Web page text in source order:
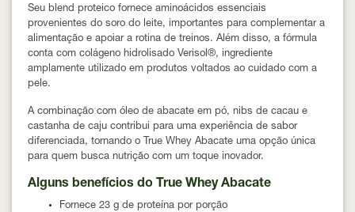
Seu blend proteico fornece aminoácidos essenciais
provenientes do soro do leite, importantes para complementar a
alimentação e apoiar a rotina de treinos. Além disso, a fórmula
conta com colágeno hidrolisado Verisol®, ingrediente
amplamente utilizado em produtos voltados ao cuidado com a
pele.
A combinação com óleo de abacate em pó, nibs de cacau e
castanha de caju contribui para uma experiência de sabor
diferenciada, tornando o True Whey Abacate uma opção única
para quem busca nutrição com um toque inovador.
Alguns benefícios do True Whey Abacate
Fornece 23 g de proteína por porção